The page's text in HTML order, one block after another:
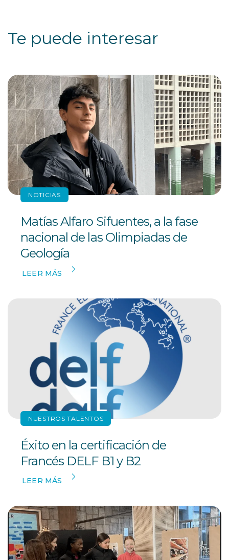
Te puede interesar
NOTICIAS
Matías Alfaro Sifuentes, a la fase
nacional de las Olimpiadas de
Geología
LEER MÁS
NUESTROS TALENTOS
Éxito en la certificación de
Francés DELF B1 y B2
LEER MÁS